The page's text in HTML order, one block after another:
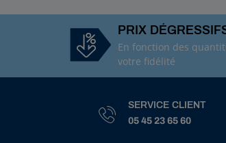
PRIX
En fonction des
votre fidélité
SERVICE CLIENT
05 45 23 65 60